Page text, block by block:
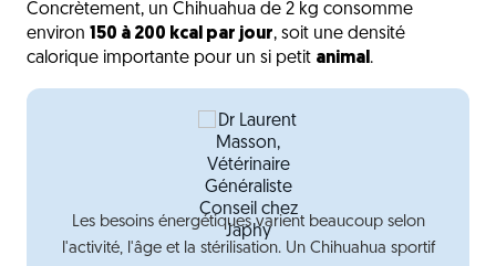
Concrètement, un Chihuahua de 2 kg consomme
environ 150 à 200 kcal par jour, soit une densité
calorique importante pour un si petit animal .
Les besoins énergétiques varient beaucoup selon
l'activité, l'âge et la stérilisation. Un Chihuahua sportif